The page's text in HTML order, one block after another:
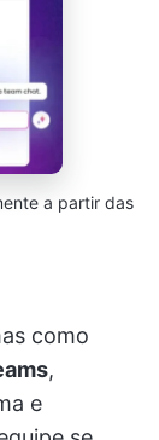
a partir das
como
,
e